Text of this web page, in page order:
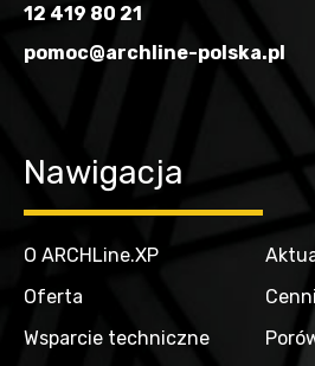
12 419 80 21
pomoc@archline-polska.pl
Nawigacja
O ARCHLine.XP
Oferta
Wsparcie techniczne